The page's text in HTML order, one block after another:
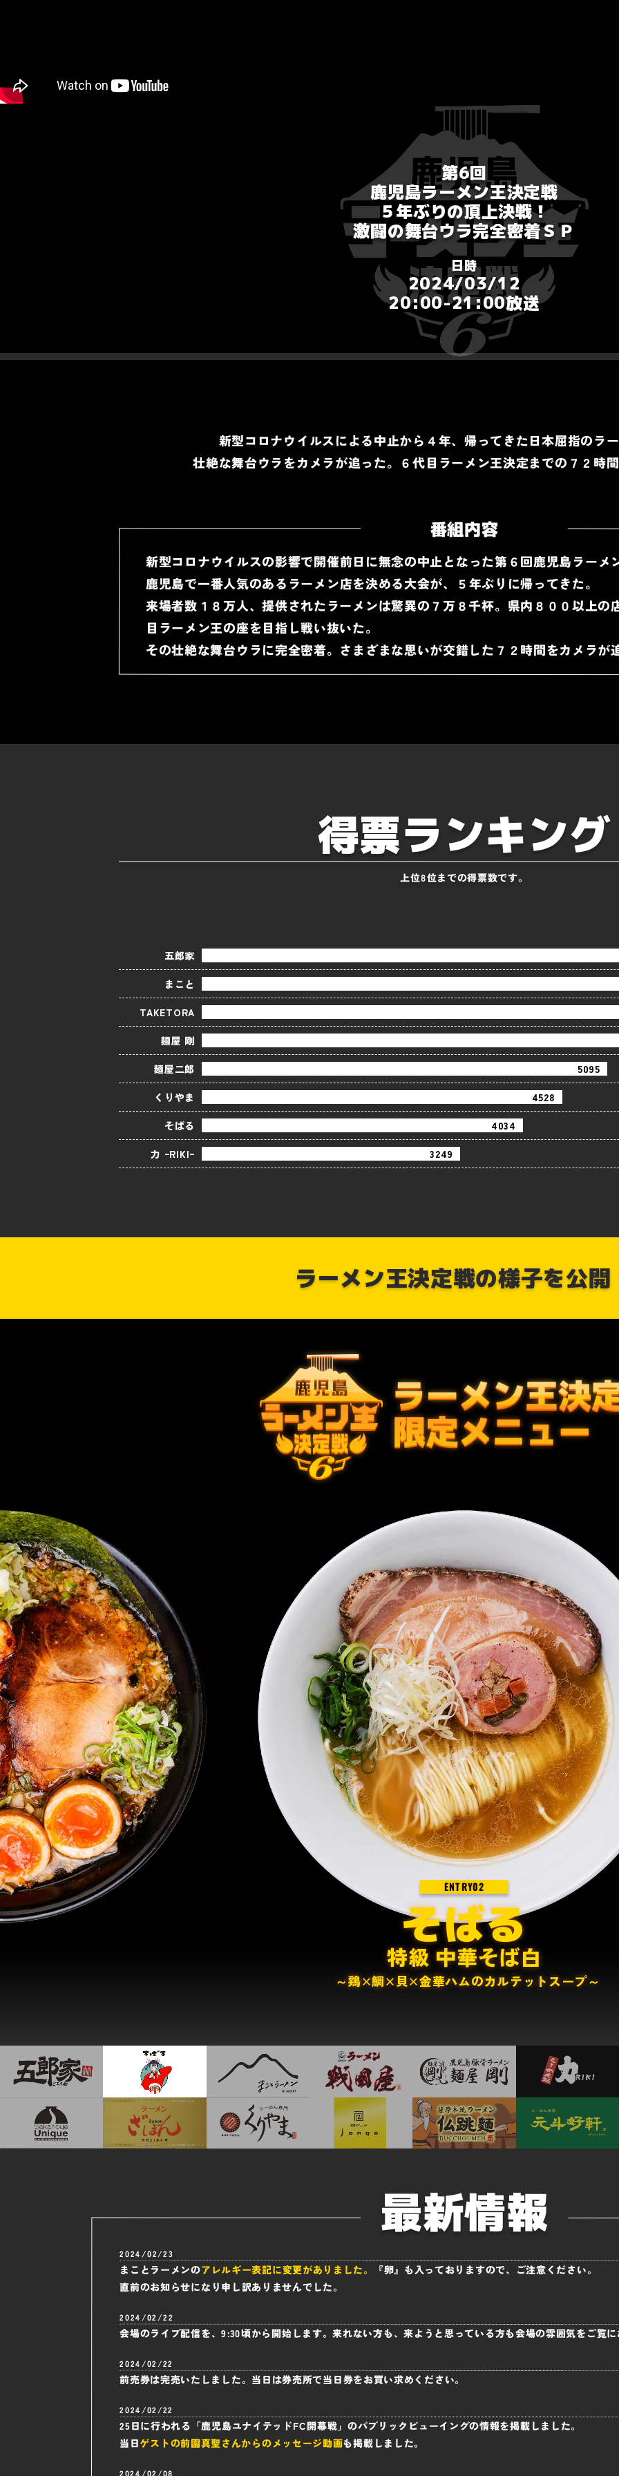
第6回
鹿児島ラーメン王決定戦
５年ぶりの頂上決戦！
激闘の舞台ウラ完全密着ＳＰ
日時
2024/03/12
20:00-21:00放送
新型コロナウイルスによる中止から４年、帰ってきた日本屈指のラ
壮絶な舞台ウラをカメラが追った。６代目ラーメン王決定までの７２時
番組内容
新型コロナウイルスの影響で開催前日に無念の中止となった第６回鹿児島ラーメ
鹿児島で一番人気のあるラーメン店を決める大会が、５年ぶりに帰ってきた。
来場者数１８万人、提供されたラーメンは驚異の７万８千杯。県内８００以上の
目ラーメン王の座を目指し戦い抜いた。
その壮絶な舞台ウラに完全密着。さまざまな思いが交錯した７２時間をカメラが
得票ランキング
上位8位までの得票数です。
五郎家
まこと
TAKETORA
麺屋 剛
麺屋二郎
くりやま
そばる
力 ｰRIKIｰ
ラーメン王決定戦の様子を公開
ENTRY02
そばる
特級 中華そば白
～鶏×鯛×貝×金華ハムのカルテットスープ～
最新情報
2024/02/23
まことラーメンのアレルギー表記に変更がありました。
『卵』も入っておりますので、ご注意ください。
直前のお知らせになり申し訳ありませんでした。
2024/02/22
会場のライブ配信を、9:30頃から開始します。来れない方も、来ようと思っている方も会場の雰囲気をご覧
2024/02/22
前売券は完売いたしました。当日は券売所で当日券をお買い求めください。
2024/02/22
25日に行われる「鹿児島ユナイテッドFC開幕戦」のパブリックビューイングの情報を掲載しました。
当日ゲストの前園真聖さんからのメッセージ動画も掲載しました。
2024/02/08